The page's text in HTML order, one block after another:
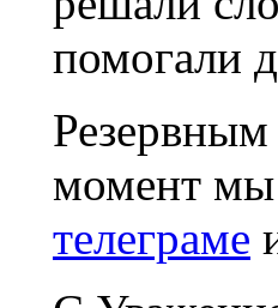
помогали
момент
телеграме